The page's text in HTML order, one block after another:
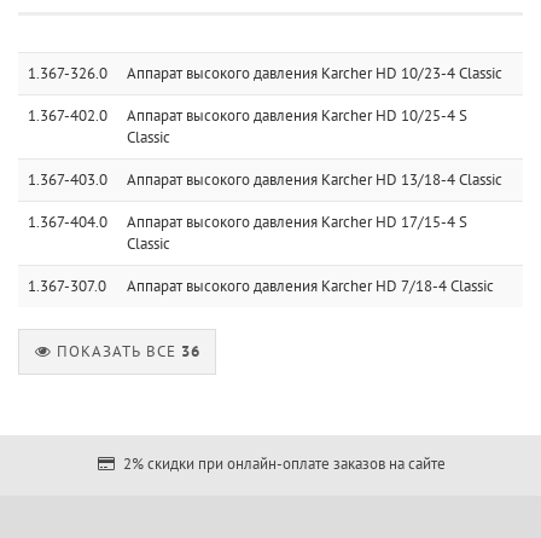
1.367-326.0 Аппарат высокого давления Karcher HD 10/23-4 Classic
1.367-402.0
Аппарат высокого давления Karcher HD 10/25-4 S
Classic
1.367-403.0 Аппарат высокого давления Karcher HD 13/18-4 Classic
1.367-404.0
Аппарат высокого давления Karcher HD 17/15-4 S
Classic
1.367-307.0 Аппарат высокого давления Karcher HD 7/18-4 Classic
ПОКАЗАТЬ ВСЕ 36
2% скидки при онлайн-оплате заказов на сайте